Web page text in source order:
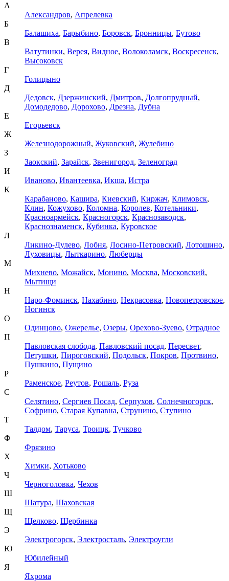
А
Александров, Апрелевка
Б
Балашиха, Барыбино, Боровск, Бронницы, Бутово
В
Ватутинки, Верея, Видное, Волоколамск, Воскресенск,
Высоковск
Г
Голицыно
Д
Дедовск, Дзержинский, Дмитров, Долгопрудный,
Домодедово, Дорохово, Дрезна, Дубна
Е
Егорьевск
Ж
Железнодорожный, Жуковский, Жулебино
З
Заокский, Зарайск, Звенигород, Зеленоград
И
Иваново, Ивантеевка, Икша, Истра
К
Карабаново, Кашира, Киевский, Киржач, Климовск,
Клин, Кожухово, Коломна, Королев, Котельники,
Красноармейск, Красногорск, Краснозаводск,
Краснознаменск, Кубинка, Куровское
Л
Ликино-Дулево, Лобня, Лосино-Петровский, Лотошино,
Луховицы, Лыткарино, Люберцы
М
Михнево, Можайск, Монино, Москва, Московский,
Мытищи
Н
Наро-Фоминск, Нахабино, Некрасовка, Новопетровское,
Ногинск
О
Одинцово, Ожерелье, Озеры, Орехово-Зуево, Отрадное
П
Павловская слобода, Павловский посад, Пересвет,
Петушки, Пироговский, Подольск, Покров, Протвино,
Пушкино, Пущино
Р
Раменское, Реутов, Рошаль, Руза
С
Селятино, Сергиев Посад, Серпухов, Солнечногорск,
Софрино, Старая Купавна, Струнино, Ступино
Т
Талдом, Таруса, Троицк, Тучково
Ф
Фрязино
Х
Химки, Хотьково
Ч
Черноголовка, Чехов
Ш
Шатура, Шаховская
Щ
Щелково, Щербинка
Э
Электрогорск, Электросталь, Электроугли
Ю
Юбилейный
Я
Яхрома